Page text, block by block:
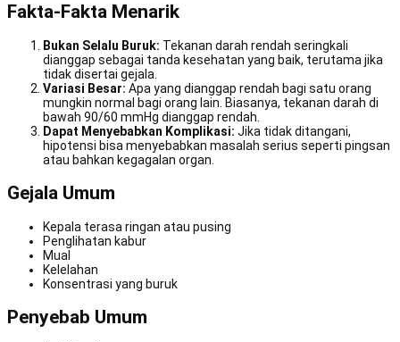
Fakta-Fakta Menarik
Bukan Selalu Buruk: Tekanan darah rendah seringkali
dianggap sebagai tanda kesehatan yang baik, terutama jika
tidak disertai gejala.
Variasi Besar: Apa yang dianggap rendah bagi satu orang
mungkin normal bagi orang lain. Biasanya, tekanan darah di
bawah 90/60 mmHg dianggap rendah.
Dapat Menyebabkan Komplikasi: Jika tidak ditangani,
hipotensi bisa menyebabkan masalah serius seperti pingsan
atau bahkan kegagalan organ.
Gejala Umum
Kepala terasa ringan atau pusing
Penglihatan kabur
Mual
Kelelahan
Konsentrasi yang buruk
Penyebab Umum